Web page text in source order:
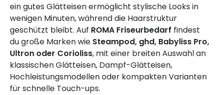
ein gutes Glätteisen ermöglicht stylische Looks in
wenigen Minuten, während die Haarstruktur
geschützt bleibt. Auf ROMA Friseurbedarf findest
du große Marken wie Steampod, ghd, Babyliss Pro,
Ultron oder Corioliss, mit einer breiten Auswahl an
klassischen Glätteisen, Dampf-Glätteisen,
Hochleistungsmodellen oder kompakten Varianten
für schnelle Touch-ups.